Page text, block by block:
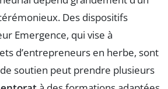
Des dispositifs
Emergence, qui vise à
d’entrepreneurs en herbe, sont
soutien peut prendre plusieurs